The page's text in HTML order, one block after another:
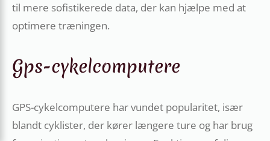
til mere sofistikerede data, der kan hjælpe med at
optimere træningen.
Gps-cykelcomputere
GPS-cykelcomputere har vundet popularitet, især
blandt cyklister, der kører længere ture og har brug